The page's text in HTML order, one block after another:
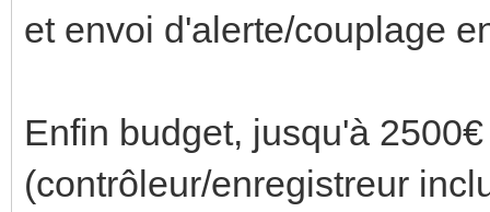
et envoi d'alerte/couplage
Enfin budget, jusqu'à
(contrôleur/enregistreur